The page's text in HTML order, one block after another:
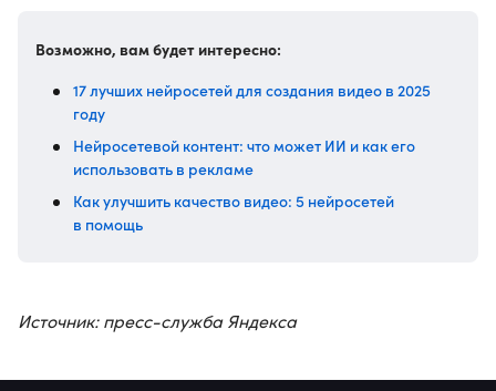
Возможно, вам будет интересно:
17 лучших нейросетей для создания видео в 2025
году
Нейросетевой контент: что может ИИ и как его
использовать в рекламе
Как улучшить качество видео: 5 нейросетей
в помощь
Источник: пресс-служба Яндекса